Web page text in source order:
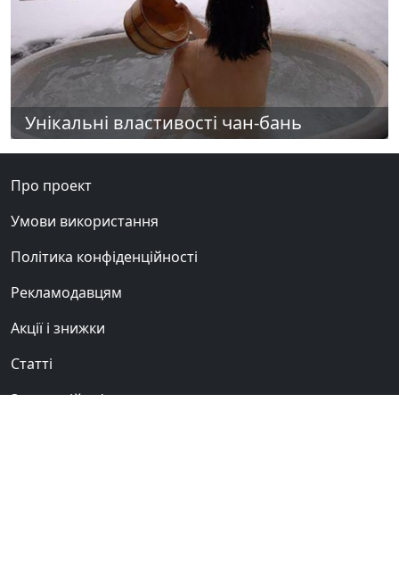
Унікальні властивості чан-бань
Про проект
Умови використання
Політика конфіденційності
Рекламодавцям
Акції і знижки
Статті
Зворотній зв'язок